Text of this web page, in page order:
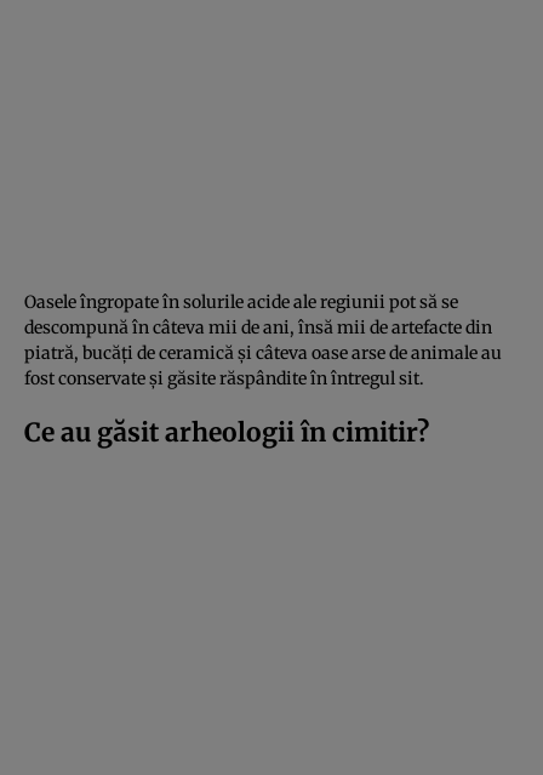
Oasele îngropate în solurile acide ale regiunii pot să se
descompună în câteva mii de ani, însă mii de artefacte din
piatră, bucăți de ceramică și câteva oase arse de animale au
fost conservate și găsite răspândite în întregul sit.
Ce au găsit arheologii în cimitir?